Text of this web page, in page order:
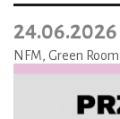
24.06.2026
NFM, Green Room